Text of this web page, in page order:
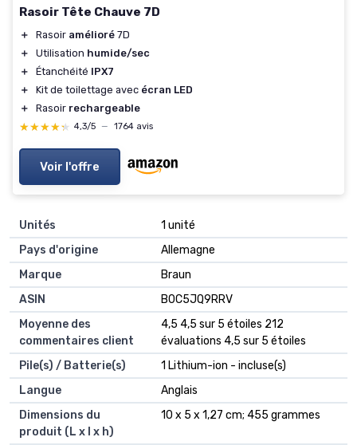
Rasoir Tête Chauve 7D
＋ Rasoir amélioré 7D
＋
Utilisation humide/sec
＋
Étanchéité IPX7
＋
Kit de toilettage avec écran LED
＋
Rasoir rechargeable
★★★★★
★★★★★ 4,3/5 — 1764 avis
Voir l'offre
Unités
‎1 unité
Pays d'origine
‎Allemagne
Marque
‎Braun
ASIN
B0C5JQ9RRV
Moyenne des
commentaires client
4,5 4,5 sur 5 étoiles 212
évaluations 4,5 sur 5 étoiles
Pile(s) / Batterie(s)
1 Lithium-ion - incluse(s)
Langue
Anglais
Dimensions du
produit (L x l x h)
10 x 5 x 1,27 cm; 455 grammes